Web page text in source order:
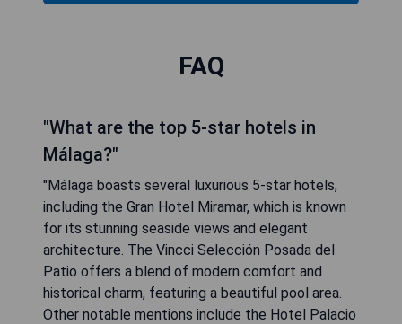
FAQ
"What are the top 5-star hotels in
Málaga?"
"Málaga boasts several luxurious 5-star hotels,
including the Gran Hotel Miramar, which is known
for its stunning seaside views and elegant
architecture. The Vincci Selección Posada del
Patio offers a blend of modern comfort and
historical charm, featuring a beautiful pool area.
Other notable mentions include the Hotel Palacio